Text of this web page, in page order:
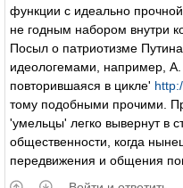
функции с идеально
не годным набором внутри
Посыл о патриотизме
идеологемами, например, А.
повторившаяся в цикле'
тому подобными прочими.
'умельцы' легко вывернут в
общественности, когда
передвижения и общения